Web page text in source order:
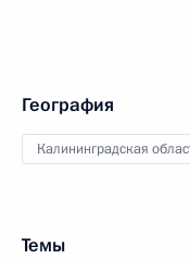
География
Калининградская
Темы